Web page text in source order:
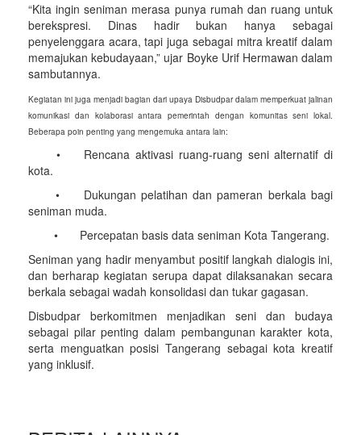
“Kita ingin seniman merasa punya rumah dan ruang untuk
berekspresi. Dinas hadir bukan hanya sebagai
penyelenggara acara, tapi juga sebagai mitra kreatif dalam
memajukan kebudayaan,” ujar Boyke Urif Hermawan dalam
sambutannya.
Kegiatan ini juga menjadi bagian dari upaya Disbudpar dalam memperkuat jalinan
komunikasi dan kolaborasi antara pemerintah dengan komunitas seni lokal.
Beberapa poin penting yang mengemuka antara lain:
•
Rencana aktivasi ruang-ruang seni alternatif di
kota.
•
Dukungan pelatihan dan pameran berkala bagi
seniman muda.
•
Percepatan basis data seniman Kota Tangerang.
Seniman yang hadir menyambut positif langkah dialogis ini,
dan berharap kegiatan serupa dapat dilaksanakan secara
berkala sebagai wadah konsolidasi dan tukar gagasan.
Disbudpar berkomitmen menjadikan seni dan budaya
sebagai pilar penting dalam pembangunan karakter kota,
serta menguatkan posisi Tangerang sebagai kota kreatif
yang inklusif.